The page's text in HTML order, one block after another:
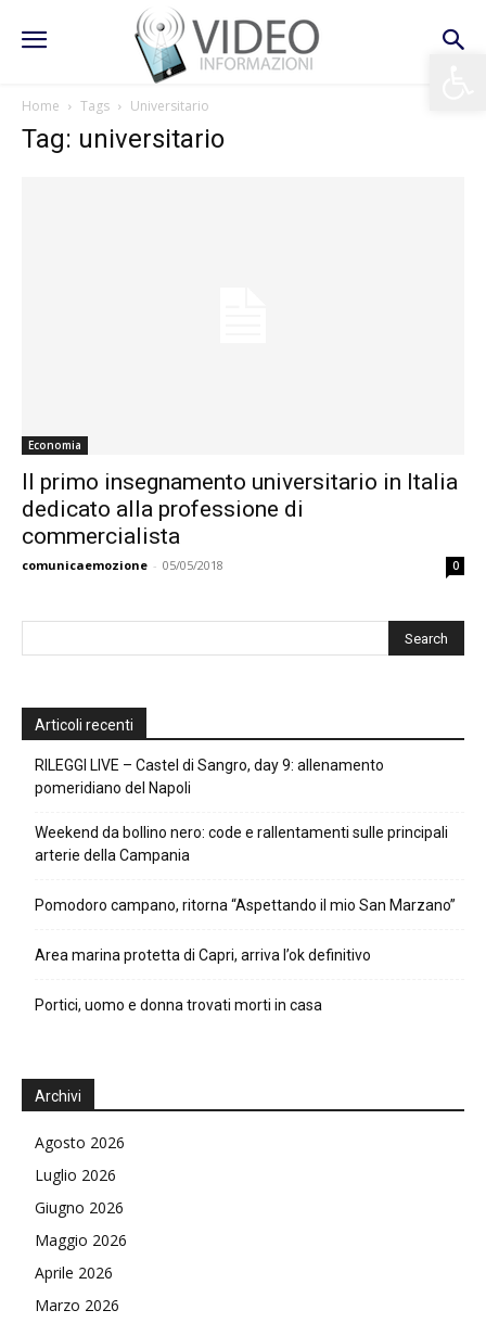
Home Tags Universitario
Tag: universitario
Economia
Il primo insegnamento universitario in Italia
dedicato alla professione di
commercialista
comunicaemozione - 05/05/2018 0
Articoli recenti
RILEGGI LIVE – Castel di Sangro, day 9: allenamento
pomeridiano del Napoli
Weekend da bollino nero: code e rallentamenti sulle principali
arterie della Campania
Pomodoro campano, ritorna “Aspettando il mio San Marzano”
Area marina protetta di Capri, arriva l’ok definitivo
Portici, uomo e donna trovati morti in casa
Archivi
Agosto 2026
Luglio 2026
Giugno 2026
Maggio 2026
Aprile 2026
Marzo 2026